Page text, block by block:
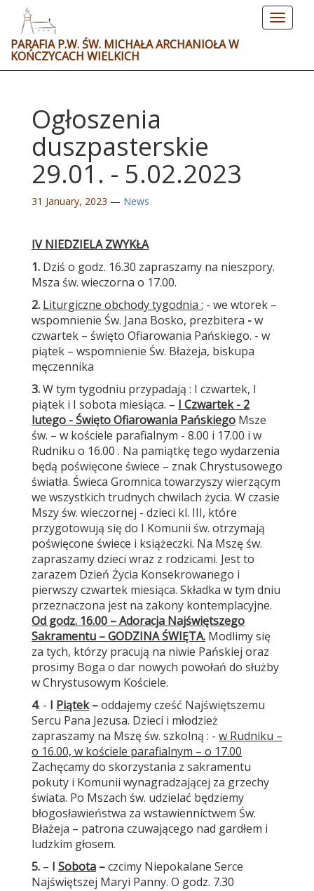
Toggle
PARAFIA P.W. ŚW. MICHAŁA ARCHANIOŁA W
KOŃCZYCACH WIELKICH
Ogłoszenia
duszpasterskie
29.01. - 5.02.2023
31 January, 2023 — News
IV NIEDZIELA ZWYKŁA
1. Dziś o godz. 16.30 zapraszamy na nieszpory.
Msza św. wieczorna o 17.00.
2. Liturgiczne obchody tygodnia : - we wtorek –
wspomnienie Św. Jana Bosko, prezbitera -w
czwartek – święto Ofiarowania Pańskiego. - w
piątek – wspomnienie Św. Błażeja, biskupa
męczennika
3.W tym tygodniu przypadają : I czwartek, I
piątek i I sobota miesiąca. – I Czwartek - 2
lutego - Święto Ofiarowania Pańskiego Msze
św. – w kościele parafialnym - 8.00 i 17.00 i w
Rudniku o 16.00 . Na pamiątkę tego wydarzenia
będą poświęcone świece – znak Chrystusowego
światła. Świeca Gromnica towarzyszy wierzącym
we wszystkich trudnych chwilach życia. W czasie
Mszy św. wieczornej - dzieci kl. III, które
przygotowują się do I Komunii św. otrzymają
poświęcone świece i książeczki. Na Mszę św.
zapraszamy dzieci wraz z rodzicami. Jest to
zarazem Dzień Życia Konsekrowanego i
pierwszy czwartek miesiąca. Składka w tym dniu
przeznaczona jest na zakony kontemplacyjne.
Od godz. 16.00 – Adoracja Najświętszego
Sakramentu – GODZINA ŚWIĘTA. Modlimy się
za tych, którzy pracują na niwie Pańskiej oraz
prosimy Boga o dar nowych powołań do służby
w Chrystusowym Kościele.
4. - I Piątek–oddajemy cześć Najświętszemu
Sercu Pana Jezusa. Dzieci i młodzież
zapraszamy na Mszę św. szkolną : - w Rudniku –
o 16.00, w kościele parafialnym – o 17.00
Zachęcamy do skorzystania z sakramentu
pokuty i Komunii wynagradzającej za grzechy
świata. Po Mszach św. udzielać będziemy
błogosławieństwa za wstawiennictwem Św.
Błażeja – patrona czuwającego nad gardłem i
ludzkim głosem.
5. – I Sobota –czcimy Niepokalane Serce
Najświętszej Maryi Panny. O godz. 7.30